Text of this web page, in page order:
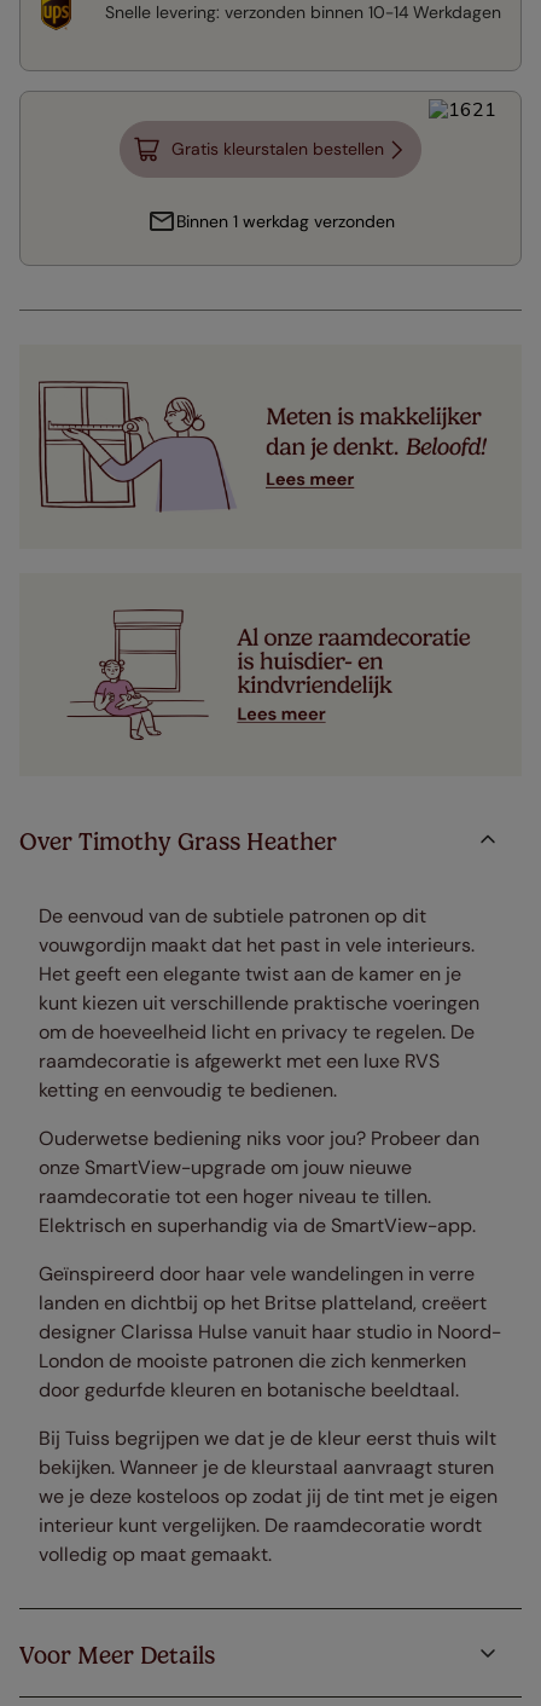
Snelle levering: verzonden binnen 10-14 Werkdagen
Gratis kleurstalen bestellen
Binnen 1 werkdag verzonden
Over Timothy Grass Heather
De eenvoud van de subtiele patronen op dit
vouwgordijn maakt dat het past in vele interieurs.
Het geeft een elegante twist aan de kamer en je
kunt kiezen uit verschillende praktische voeringen
om de hoeveelheid licht en privacy te regelen. De
raamdecoratie is afgewerkt met een luxe RVS
ketting en eenvoudig te bedienen.
Ouderwetse bediening niks voor jou? Probeer dan
onze SmartView-upgrade om jouw nieuwe
raamdecoratie tot een hoger niveau te tillen.
Elektrisch en superhandig via de SmartView-app.
Geïnspireerd door haar vele wandelingen in verre
landen en dichtbij op het Britse platteland, creëert
designer Clarissa Hulse vanuit haar studio in Noord-
London de mooiste patronen die zich kenmerken
door gedurfde kleuren en botanische beeldtaal.
Bij Tuiss begrijpen we dat je de kleur eerst thuis wilt
bekijken. Wanneer je de kleurstaal aanvraagt sturen
we je deze kosteloos op zodat jij de tint met je eigen
interieur kunt vergelijken. De raamdecoratie wordt
volledig op maat gemaakt.
Voor Meer Details